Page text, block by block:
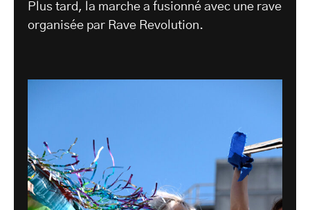
Plus tard, la marche a fusionné avec une rave
organisée par Rave Revolution.